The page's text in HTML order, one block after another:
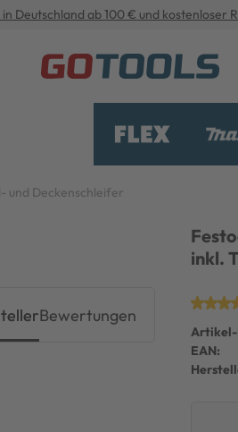
Deutschland ab 100 € und kostenloser
und Deckenschleifer
Bewertungen
inkl.
Artikel-
EAN: